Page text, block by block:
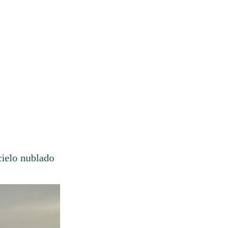
nublado